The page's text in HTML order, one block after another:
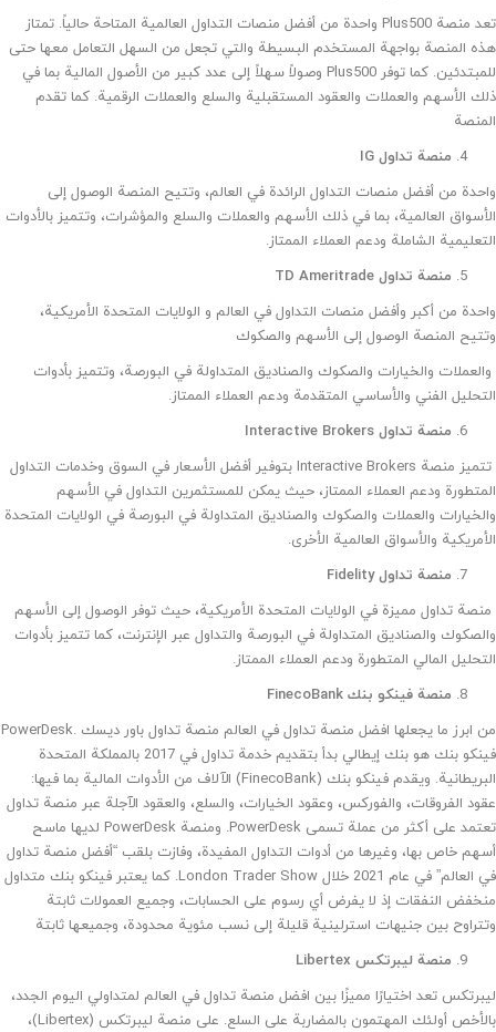
تعد منصة Plus500 واحدة من أفضل منصات التداول العالمية المتاحة حالياً. تمتاز
هذه المنصة بواجهة المستخدم البسيطة والتي تجعل من السهل التعامل معها حتى
للمبتدئين. كما توفر Plus500 وصولاً سهلاً إلى عدد كبير من الأصول المالية بما في
ذلك الأسهم والعملات والعقود المستقبلية والسلع والعملات الرقمية. كما تقدم
المنصة
منصة تداول IG
واحدة من أفضل منصات التداول الرائدة في العالم، وتتيح المنصة الوصول إلى
الأسواق العالمية، بما في ذلك الأسهم والعملات والسلع والمؤشرات، وتتميز بالأدوات
التعليمية الشاملة ودعم العملاء الممتاز.
منصة تداول TD Ameritrade
واحدة من أكبر وأفضل منصات التداول في العالم و الولايات المتحدة الأمريكية،
وتتيح المنصة الوصول إلى الأسهم والصكوك
والعملات والخيارات والصكوك والصناديق المتداولة في البورصة، وتتميز بأدوات
التحليل الفني والأساسي المتقدمة ودعم العملاء الممتاز.
منصة تداول Interactive Brokers
تتميز منصة Interactive Brokers بتوفير أفضل الأسعار في السوق وخدمات التداول
المتطورة ودعم العملاء الممتاز، حيث يمكن للمستثمرين التداول في الأسهم
والخيارات والعملات والصكوك والصناديق المتداولة في البورصة في الولايات المتحدة
الأمريكية والأسواق العالمية الأخرى.
منصة تداول Fidelity
منصة تداول مميزة في الولايات المتحدة الأمريكية، حيث توفر الوصول إلى الأسهم
والصكوك والصناديق المتداولة في البورصة والتداول عبر الإنترنت، كما تتميز بأدوات
التحليل المالي المتطورة ودعم العملاء الممتاز.
منصة فينكو بنك FinecoBank
من ابرز ما يجعلها افضل منصة تداول في العالم منصة تداول باور ديسك .PowerDesk
فينكو بنك هو بنك إيطالي بدأ بتقديم خدمة تداول في 2017 بالمملكة المتحدة
البريطانية. ويقدم فينكو بنك (FinecoBank) الآلاف من الأدوات المالية بما فيها:
عقود الفروقات، والفوركس، وعقود الخيارات، والسلع، والعقود الآجلة عبر منصة تداول
تعتمد على أكثر من عملة تسمى PowerDesk. ومنصة PowerDesk لديها ماسح
أسهم خاص بها، وغيرها من أدوات التداول المفيدة، وفازت بلقب “أفضل منصة تداول
في العالم” في عام 2021 خلال London Trader Show. كما يعتبر فينكو بنك متداول
منخفض النفقات إذ لا يفرض أي رسوم على الحسابات، وجميع العمولات ثابتة
وتتراوح بين جنيهات استرلينية قليلة إلى نسب مئوية محدودة، وجميعها ثابتة
منصة ليبرتكس Libertex
ليبرتكس تعد اختيارًا مميزًا بين افضل منصة تداول في العالم لمتداولي اليوم الجدد،
بالأخص أولئك المهتمون بالمضاربة على السلع. على منصة ليبرتكس (Libertex)،